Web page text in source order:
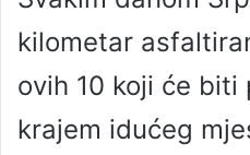
kilometar
ovih 10 koji će
krajem idućeg